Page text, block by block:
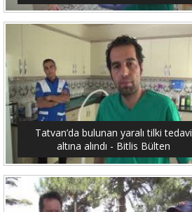
Tatvan’da bulunan yaralı tilki tedavi
altına alındı - Bitlis Bülten